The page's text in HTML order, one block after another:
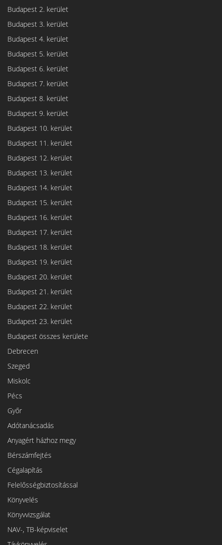
Budapest 2. kerület
Budapest 3. kerület
Budapest 4. kerület
Budapest 5. kerület
Budapest 6. kerület
Budapest 7. kerület
Budapest 8. kerület
Budapest 9. kerület
Budapest 10. kerület
Budapest 11. kerület
Budapest 12. kerület
Budapest 13. kerület
Budapest 14. kerület
Budapest 15. kerület
Budapest 16. kerület
Budapest 17. kerület
Budapest 18. kerület
Budapest 19. kerület
Budapest 20. kerület
Budapest 21. kerület
Budapest 22. kerület
Budapest 23. kerület
Budapest összes kerülete
Debrecen
Szeged
Miskolc
Pécs
Győr
Adótanácsadás
Anyagért házhoz megy
Bérszámfejtés
Cégalapítás
Felelősségbiztosítással
Könyvelés
Könyvvizsgálat
NAV-, TB-képviselet